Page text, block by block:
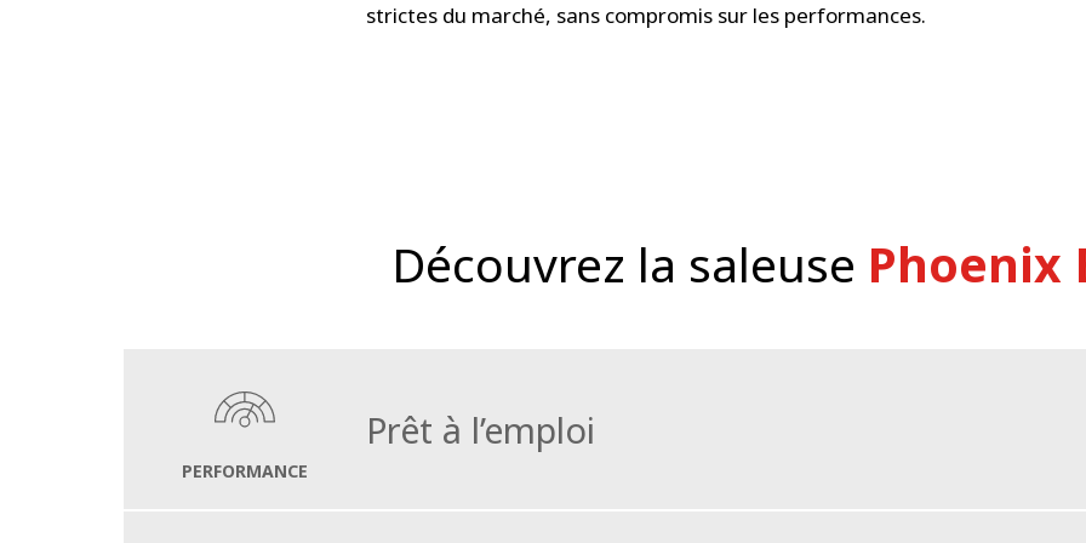
strictes du marché, sans compromis sur les performances.
Découvrez la saleuse Phoenix
PERFORMANCE
Prêt à l’emploi